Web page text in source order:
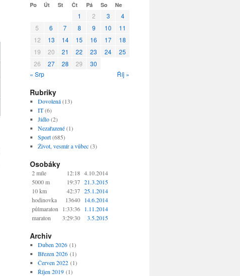
Po Út St Čt Pá So Ne
1 2 3
4
5
6 7 8 9 10
11
12
13 14 15 16 17
18
19
20 21 22 23 24
25
26
27 28 29
30
« Srp
Říj »
Rubriky
Dovolená(13)
IT(6)
Jídlo(2)
Nezařazené(1)
Sport(685)
Život, vesmír a vůbec(3)
Osobáky
2 míle 12:18 4.10.2014
5000 m
19:37 21.3.2015
10 km
42:37 25.1.2014
hodinovka
13640
14.6.2014
půlmaraton
1:33:36
1.11.2014
maraton
3:29:30 3.5.2015
Archiv
Duben 2026(1)
Březen 2026(1)
Červen 2022(1)
Říjen 2019(1)